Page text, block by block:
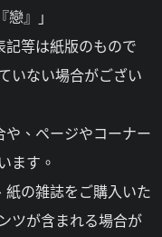
』」
等は紙版のもので
いない場合がござい
、ページやコーナー
ます。
の雑誌をご購入いた
ツが含まれる場合が